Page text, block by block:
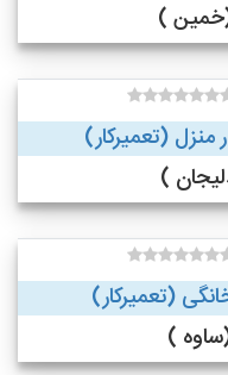
(تعمیرکار)
(تعمیرکار)